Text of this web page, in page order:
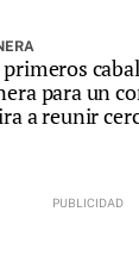
para un
a reunir